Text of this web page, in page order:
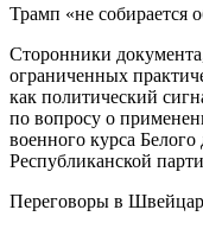
Трамп «не собирается
Сторонники
ограниченных
как политический
по вопросу о
военного курса
Республиканской
Переговоры в